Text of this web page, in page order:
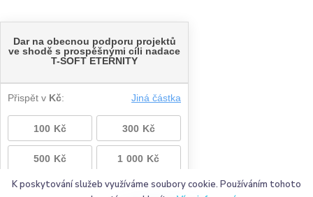
K poskytování služeb využíváme soubory cookie. Používáním tohoto